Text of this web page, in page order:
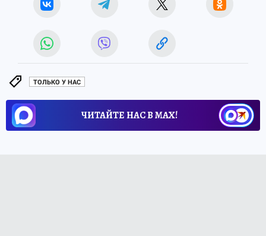
ТОЛЬКО У НАС
ЧИТАЙТЕ НАС В МАХ!